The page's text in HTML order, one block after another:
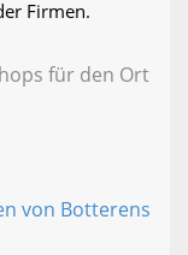
Firmen.
für den Ort
von Botterens